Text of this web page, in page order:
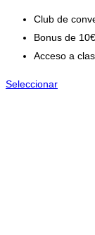
Club de
Bonus de 10€
Acceso a
Seleccionar